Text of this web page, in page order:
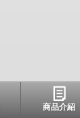
商品介紹